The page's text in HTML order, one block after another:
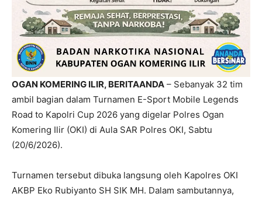
OGAN KOMERING ILIR, BERITAANDA – Sebanyak 32 tim
ambil bagian dalam Turnamen E-Sport Mobile Legends
Road to Kapolri Cup 2026 yang digelar Polres Ogan
Komering Ilir (OKI) di Aula SAR Polres OKI, Sabtu
(20/6/2026).
Turnamen tersebut dibuka langsung oleh Kapolres OKI
AKBP Eko Rubiyanto SH SIK MH. Dalam sambutannya,